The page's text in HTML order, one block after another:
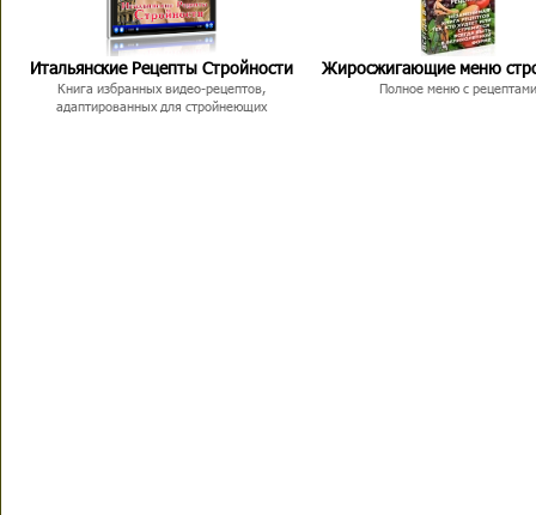
Итальянские Рецепты Стройности
Книга избранных видео-рецептов,
адаптированных для стройнеющих
Жиросжигающие меню
Полное меню с рецептами